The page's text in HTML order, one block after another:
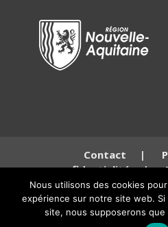
Contact |
confidentialité|
© Copyright SARL Polyflam Siège social:
Maixant – 250 Rue de la
Nous utilisons des cookies
expérience sur notre site web.
site, nous supposerons